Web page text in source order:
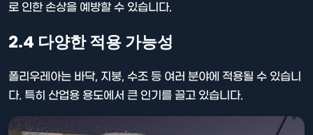
로 인한 손상을 예방할 수 있습니다.
2.4 다양한 적용 가능성
폴리우레아는 바닥, 지붕, 수조 등 여러 분야에 적용될 수 있습니
다. 특히 산업용 용도에서 큰 인기를 끌고 있습니다.